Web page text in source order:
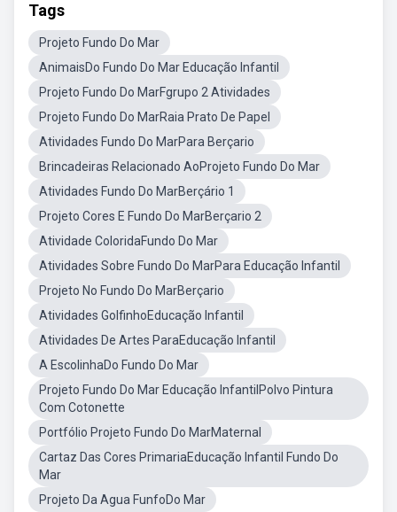
Tags
Projeto Fundo Do Mar
AnimaisDo Fundo Do Mar Educação Infantil
Projeto Fundo Do MarFgrupo 2 Atividades
Projeto Fundo Do MarRaia Prato De Papel
Atividades Fundo Do MarPara Berçario
Brincadeiras Relacionado AoProjeto Fundo Do Mar
Atividades Fundo Do MarBerçário 1
Projeto Cores E Fundo Do MarBerçario 2
Atividade ColoridaFundo Do Mar
Atividades Sobre Fundo Do MarPara Educação Infantil
Projeto No Fundo Do MarBerçario
Atividades GolfinhoEducação Infantil
Atividades De Artes ParaEducação Infantil
A EscolinhaDo Fundo Do Mar
Projeto Fundo Do Mar Educação InfantilPolvo Pintura
Com Cotonette
Portfólio Projeto Fundo Do MarMaternal
Cartaz Das Cores PrimariaEducação Infantil Fundo Do
Mar
Projeto Da Agua FunfoDo Mar